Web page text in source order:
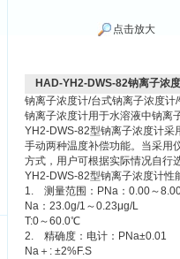
点击放大
HAD-YH2-DWS-82钠离子浓
钠离子浓度计/台式钠离子浓度
钠离子浓度计用于水溶液中钠离
YH2-DWS-82型钠离子浓度计采
手动两种温度补偿功能。当采用
方式，用户可根据实际情况自行
YH2-DWS-82型钠离子浓度计性
1. 测量范围：PNa：0.00～
Na：23.0g/1～0.23μg/L
T:0～60.0℃
2. 精确度：电计：PNa±0.01
Na＋: ±2%F.S